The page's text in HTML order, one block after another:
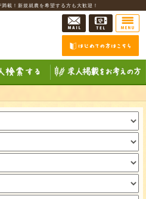
載！新規就農を希望する方も大歓迎！